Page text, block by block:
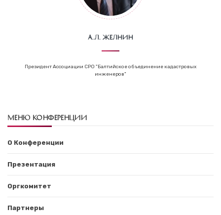
А.Л. Желнин
Президент Ассоциации СРО "Балтийское объединение кадастровых
инженеров"
МЕНЮ КОНФЕРЕНЦИИ
О Конференции
Презентация
Оргкомитет
Партнеры